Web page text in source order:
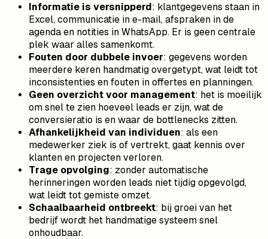
Informatie is versnipperd: klantgegevens staan in
Excel, communicatie in e-mail, afspraken in de
agenda en notities in WhatsApp. Er is geen centrale
plek waar alles samenkomt.
Fouten door dubbele invoer: gegevens worden
meerdere keren handmatig overgetypt, wat leidt tot
inconsistenties en fouten in offertes en planningen.
Geen overzicht voor management: het is moeilijk
om snel te zien hoeveel leads er zijn, wat de
conversieratio is en waar de bottlenecks zitten.
Afhankelijkheid van individuen: als een
medewerker ziek is of vertrekt, gaat kennis over
klanten en projecten verloren.
Trage opvolging: zonder automatische
herinneringen worden leads niet tijdig opgevolgd,
wat leidt tot gemiste omzet.
Schaalbaarheid ontbreekt: bij groei van het
bedrijf wordt het handmatige systeem snel
onhoudbaar.